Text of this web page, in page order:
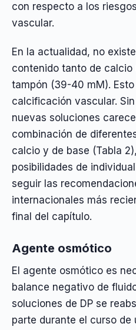
con respecto a los
vascular.
En la actualidad, no
contenido tanto de calcio
tampón (39-40 mM).
calcificación vascular.
nuevas soluciones
combinación de
calcio y de base (Tabla
posibilidades de
seguir las
internacionales más
final del capítulo.
Agente osmótico
El agente osmótico es
balance negativo de
soluciones de DP se
parte durante el curso